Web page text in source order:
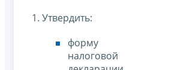
1. Утвердить:
форму
налоговой